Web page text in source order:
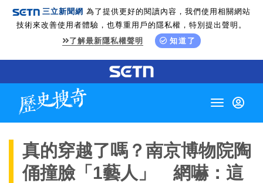
三立新聞網 為了提供更好的閱讀內容，我們使用相關網站
技術來改善使用者體驗，也尊重用戶的隱私權，特別提出聲明。
了解最新隱私權聲明
知道了
Toggle
真的穿越了嗎？南京博物院陶
俑撞臉「1藝人」 網嚇：這